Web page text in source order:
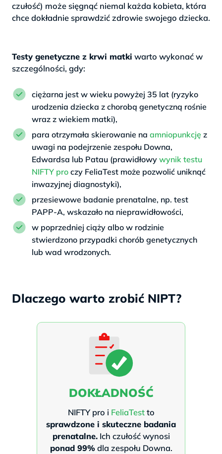
czułość) może sięgnąć niemal każda kobieta, która
chce dokładnie sprawdzić zdrowie swojego dziecka.
Testy genetyczne z krwi matki warto wykonać w
szczególności, gdy:
ciężarna jest w wieku powyżej 35 lat (ryzyko
urodzenia dziecka z chorobą genetyczną rośnie
wraz z wiekiem matki),
para otrzymała skierowanie na amniopunkcję z
uwagi na podejrzenie zespołu Downa,
Edwardsa lub Patau (prawidłowy wynik testu
NIFTY pro czy FeliaTest może pozwolić uniknąć
inwazyjnej diagnostyki),
przesiewowe badanie prenatalne, np. test
PAPP-A, wskazało na nieprawidłowości,
w poprzedniej ciąży albo w rodzinie
stwierdzono przypadki chorób genetycznych
lub wad wrodzonych.
Dlaczego warto zrobić NIPT?
DOKŁADNOŚĆ
NIFTY pro i FeliaTestto
sprawdzone i skuteczne badania
prenatalne.Ich czułość wynosi
ponad 99%dla zespołu Downa.